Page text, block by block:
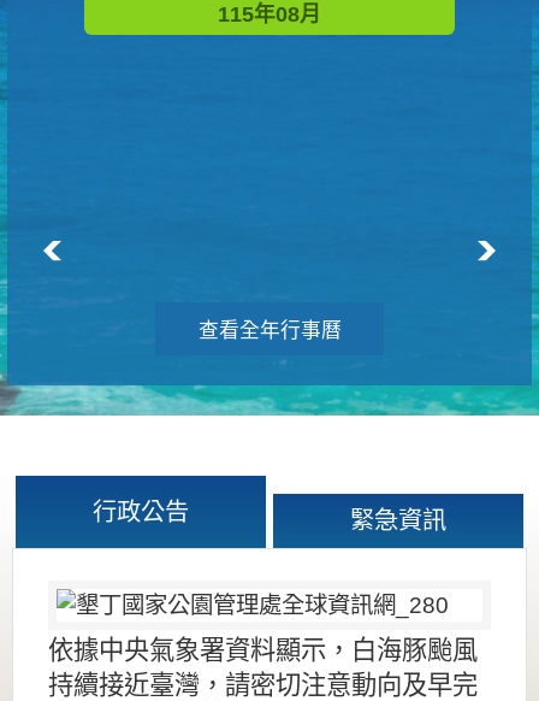
115年08月
查看全年行事曆
行政公告 緊急資訊
依據中央氣象署資料顯示，白海豚颱風
持續接近臺灣，請密切注意動向及早完